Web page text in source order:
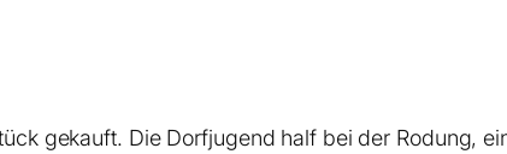
gekauft. Die Dorfjugend half bei der Rodung,